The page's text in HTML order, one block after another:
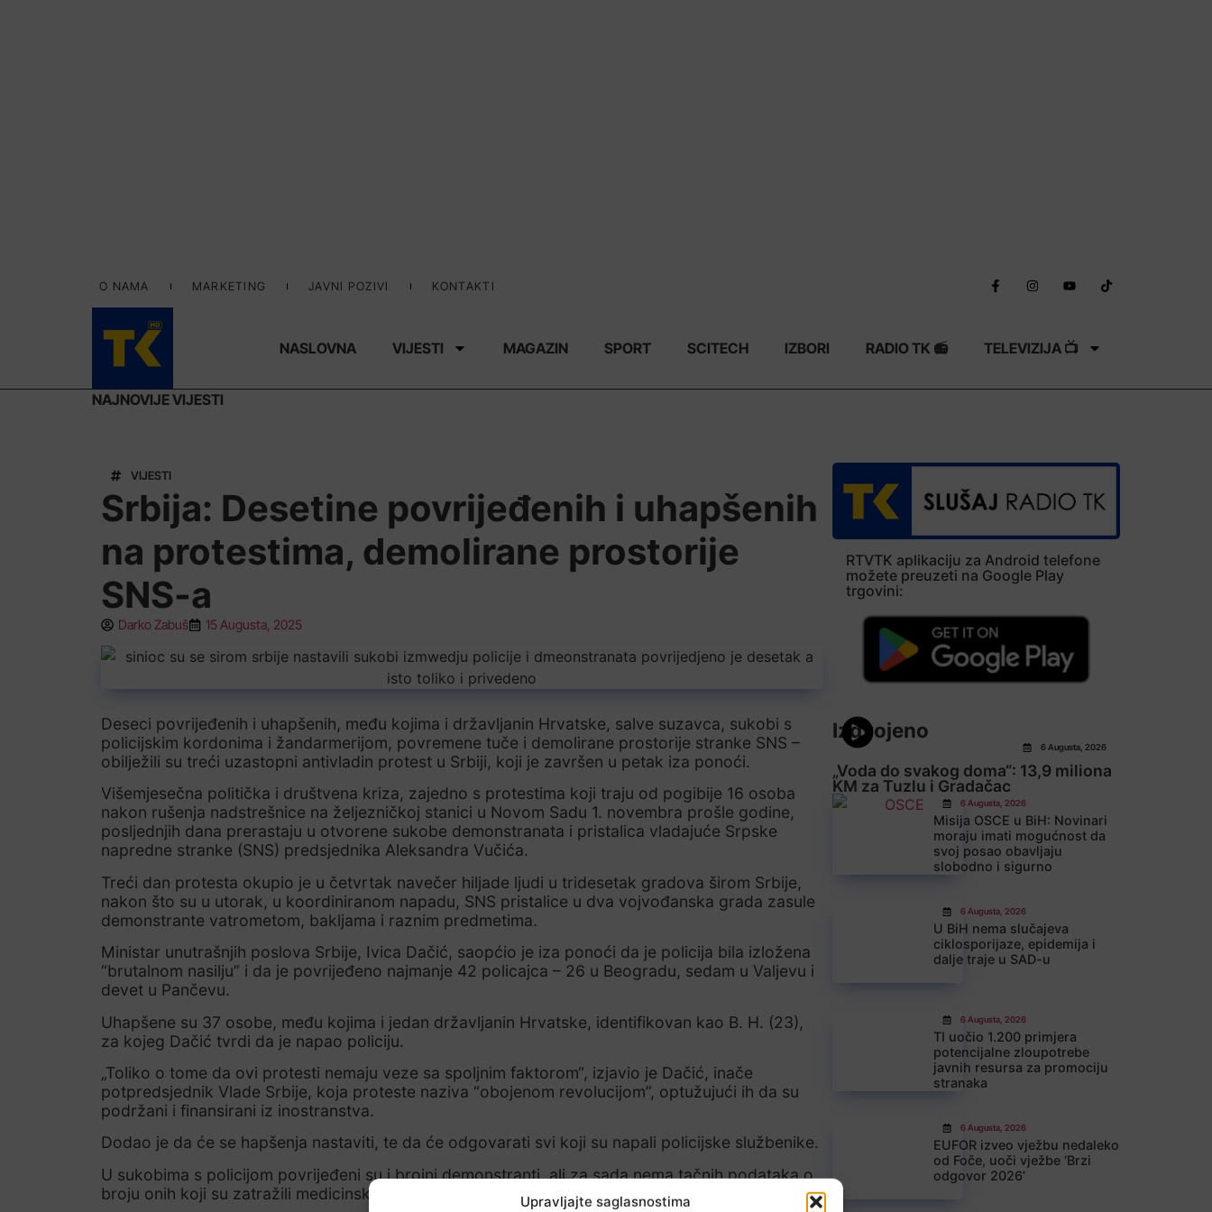
Upravljajte saglasnostima
O NAMA MARKETING JAVNI POZIVI KONTAKTI
NASLOVNA VIJESTI MAGAZIN SPORT SCITECH IZBORI RADIO TK 📻 TELEVIZIJA 📺
NAJNOVIJE VIJESTI
VIJESTI
Srbija: Desetine povrijeđenih i uhapšenih
na protestima, demolirane prostorije
SNS-a
Darko Zabuš 15 Augusta, 2025
Deseci povrijeđenih i uhapšenih, među kojima i državljanin Hrvatske, salve suzavca, sukobi s
policijskim kordonima i žandarmerijom, povremene tuče i demolirane prostorije stranke SNS –
obilježili su treći uzastopni antivladin protest u Srbiji, koji je završen u petak iza ponoći.
Višemjesečna politička i društvena kriza, zajedno s protestima koji traju od pogibije 16 osoba
nakon rušenja nadstrešnice na željezničkoj stanici u Novom Sadu 1. novembra prošle godine,
posljednjih dana prerastaju u otvorene sukobe demonstranata i pristalica vladajuće Srpske
napredne stranke (SNS) predsjednika Aleksandra Vučića.
Treći dan protesta okupio je u četvrtak navečer hiljade ljudi u tridesetak gradova širom Srbije,
nakon što su u utorak, u koordiniranom napadu, SNS pristalice u dva vojvođanska grada zasule
demonstrante vatrometom, bakljama i raznim predmetima.
Ministar unutrašnjih poslova Srbije, Ivica Dačić, saopćio je iza ponoći da je policija bila izložena
“brutalnom nasilju” i da je povrijeđeno najmanje 42 policajca – 26 u Beogradu, sedam u Valjevu i
devet u Pančevu.
Uhapšene su 37 osobe, među kojima i jedan državljanin Hrvatske, identifikovan kao B. H. (23),
za kojeg Dačić tvrdi da je napao policiju.
„Toliko o tome da ovi protesti nemaju veze sa spoljnim faktorom“, izjavio je Dačić, inače
potpredsjednik Vlade Srbije, koja proteste naziva “obojenom revolucijom”, optužujući ih da su
podržani i finansirani iz inostranstva.
Dodao je da će se hapšenja nastaviti, te da će odgovarati svi koji su napali policijske službenike.
U sukobima s policijom povrijeđeni su i brojni demonstranti, ali za sada nema tačnih podataka o
broju onih koji su zatražili medicinsku pomoć.
RTVTK aplikaciju za Android telefone
možete preuzeti na Google Play
trgovini:
Izdvojeno
6 Augusta, 2026
„Voda do svakog doma“: 13,9 miliona
KM za Tuzlu i Gradačac
6 Augusta, 2026
Misija OSCE u BiH: Novinari
moraju imati mogućnost da
svoj posao obavljaju
slobodno i sigurno
6 Augusta, 2026
U BiH nema slučajeva
ciklosporijaze, epidemija i
dalje traje u SAD-u
6 Augusta, 2026
TI uočio 1.200 primjera
potencijalne zloupotrebe
javnih resursa za promociju
stranaka
6 Augusta, 2026
EUFOR izveo vježbu nedaleko
od Foče, uoči vježbe ‘Brzi
odgovor 2026’